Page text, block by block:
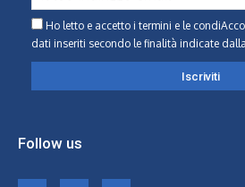
Ho letto e accetto i termini e le
dati inseriti secondo le finalità indicate
Follow us